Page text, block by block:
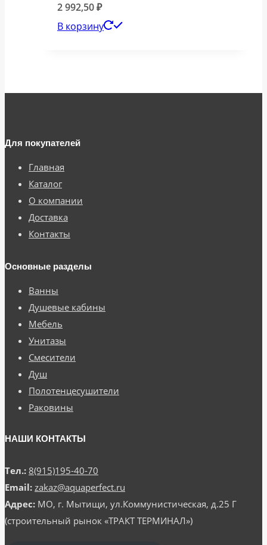
2 992,50₽
В корзину
Для покупателей
Главная
Каталог
О компании
Доставка
Контакты
Основные разделы
Ванны
Душевые кабины
Мебель
Унитазы
Смесители
Душ
Полотенцесушители
Раковины
НАШИ КОНТАКТЫ
Тел.: 8(915)195-40-70
Email: zakaz@aquaperfect.ru
Адрес: МО, г. Мытищи, ул.Коммунистическая, д.25 Г
(строительный рынок «ТРАКТ ТЕРМИНАЛ»)